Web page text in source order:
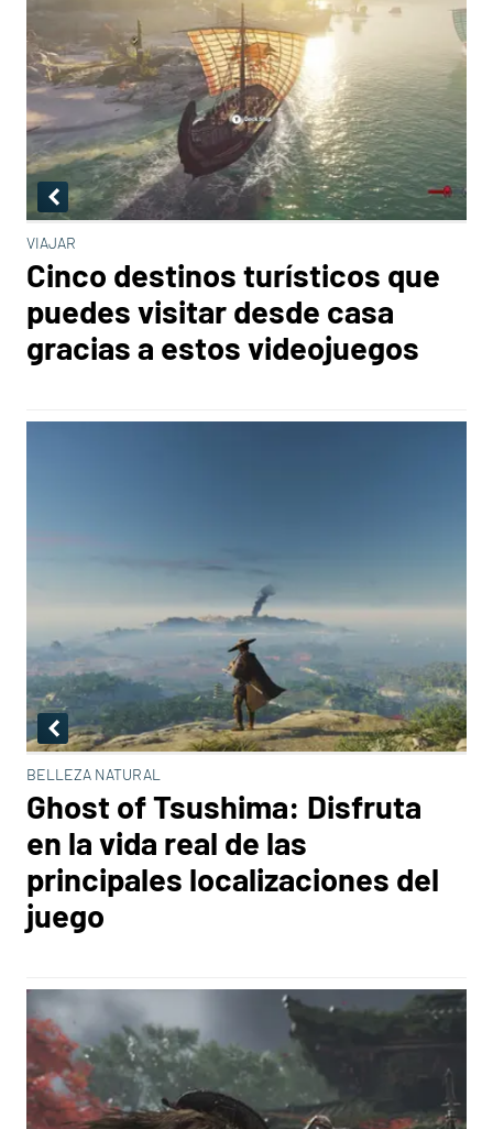
VIAJAR
Cinco destinos turísticos que
puedes visitar desde casa
gracias a estos videojuegos
BELLEZA NATURAL
Ghost of Tsushima: Disfruta
en la vida real de las
principales localizaciones del
juego